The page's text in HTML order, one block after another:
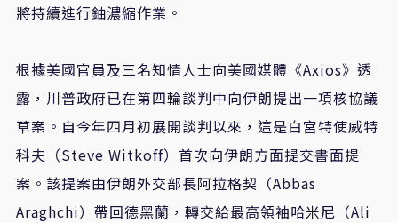
將持續進行鈾濃縮作業。
根據美國官員及三名知情人士向美國媒體《Axios》透
露，川普政府已在第四輪談判中向伊朗提出一項核協議
草案。自今年四月初展開談判以來，這是白宮特使威特
科夫（Steve Witkoff）首次向伊朗方面提交書面提
案。該提案由伊朗外交部長阿拉格契（Abbas
Araghchi）帶回德黑蘭，轉交給最高領袖哈米尼（Ali